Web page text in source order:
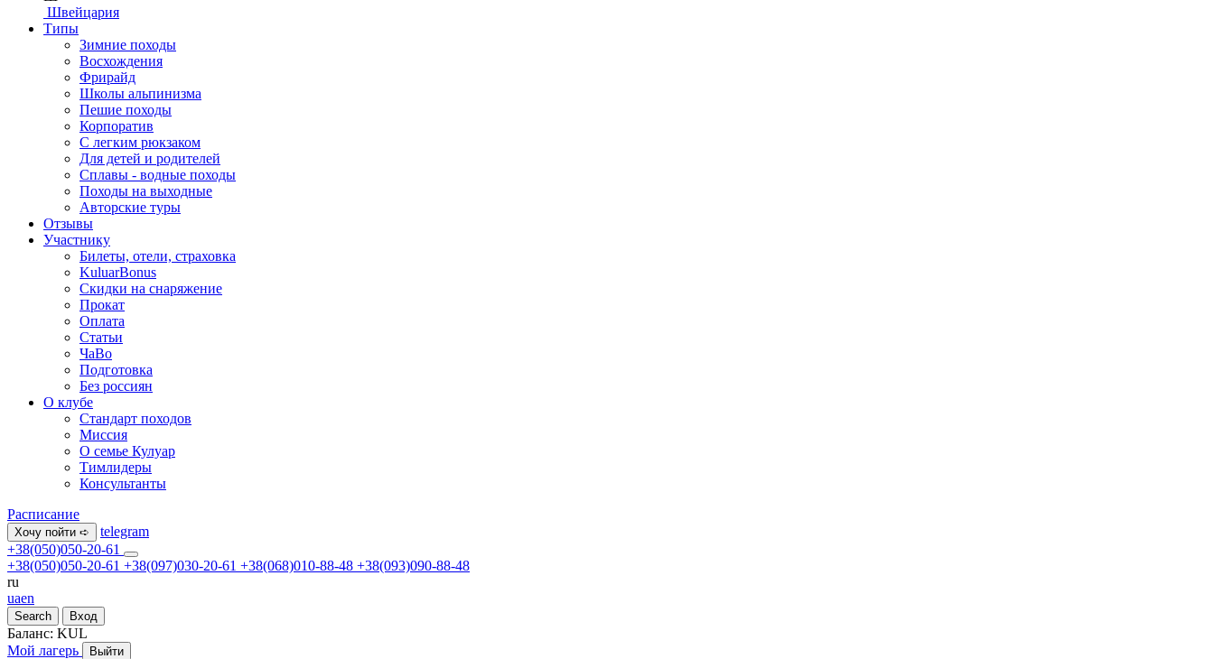
Швейцария
Типы
Зимние походы
Восхождения
Фрирайд
Школы альпинизма
Пешие походы
Корпоратив
С легким рюкзаком
Для детей и родителей
Сплавы - водные походы
Походы на выходные
Авторские туры
Отзывы
Участнику
Билеты, отели, страховка
KuluarBonus
Скидки на снаряжение
Прокат
Оплата
Статьи
ЧаВо
Подготовка
Без россиян
О клубе
Стандарт походов
Миссия
О семье Кулуар
Тимлидеры
Консультанты
Расписание
Хочу пойти ➪
telegram
+38(050)050-20-61
+38(050)050-20-61 +38(097)030-20-61 +38(068)010-88-48 +38(093)090-88-48
ru
uaen
Search Вход
Баланс: KUL
Мой лагерь
Выйти